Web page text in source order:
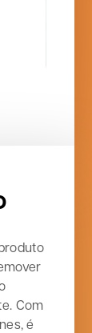
Com
é